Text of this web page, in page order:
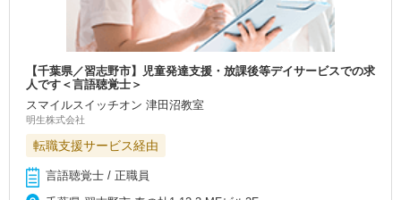
【千葉県／習志野市】児童発達支援・放課後等デイサービスでの求
人です＜言語聴覚士＞
スマイルスイッチオン 津田沼教室
明生株式会社
転職支援サービス経由
言語聴覚士 / 正職員